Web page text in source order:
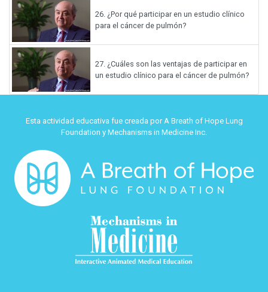
26.¿Por qué participar en un estudio clínico
para el cáncer de pulmón?
27. ¿Cuáles son las ventajas de participar en
un estudio clínico para el cáncer de pulmón?
Esta actividad educativa fue creada por A Breath of Hope Lung
Foundation y Mechanisms in Medicine Inc.